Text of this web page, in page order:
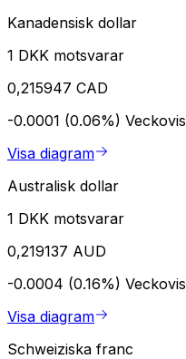
Kanadensisk dollar
1 DKK motsvarar
0,215947 CAD
-0.0001 (0.06%) Veckovis
Visa diagram
Australisk dollar
1 DKK motsvarar
0,219137 AUD
-0.0004 (0.16%) Veckovis
Visa diagram
Schweiziska franc